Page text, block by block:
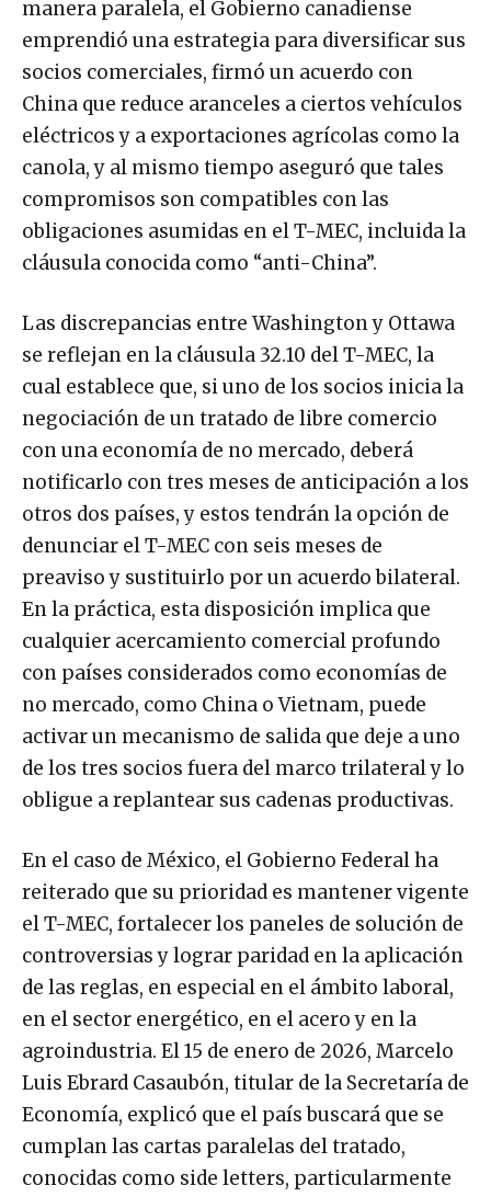
manera paralela, el Gobierno canadiense
emprendió una estrategia para diversificar sus
socios comerciales, firmó un acuerdo con
China que reduce aranceles a ciertos vehículos
eléctricos y a exportaciones agrícolas como la
canola, y al mismo tiempo aseguró que tales
compromisos son compatibles con las
obligaciones asumidas en el T-MEC, incluida la
cláusula conocida como “anti-China”.
Las discrepancias entre Washington y Ottawa
se reflejan en la cláusula 32.10 del T-MEC, la
cual establece que, si uno de los socios inicia la
negociación de un tratado de libre comercio
con una economía de no mercado, deberá
notificarlo con tres meses de anticipación a los
otros dos países, y estos tendrán la opción de
denunciar el T-MEC con seis meses de
preaviso y sustituirlo por un acuerdo bilateral.
En la práctica, esta disposición implica que
cualquier acercamiento comercial profundo
con países considerados como economías de
no mercado, como China o Vietnam, puede
activar un mecanismo de salida que deje a uno
de los tres socios fuera del marco trilateral y lo
obligue a replantear sus cadenas productivas.
En el caso de México, el Gobierno Federal ha
reiterado que su prioridad es mantener vigente
el T-MEC, fortalecer los paneles de solución de
controversias y lograr paridad en la aplicación
de las reglas, en especial en el ámbito laboral,
en el sector energético, en el acero y en la
agroindustria. El 15 de enero de 2026, Marcelo
Luis Ebrard Casaubón, titular de la Secretaría de
Economía, explicó que el país buscará que se
cumplan las cartas paralelas del tratado,
conocidas como side letters, particularmente